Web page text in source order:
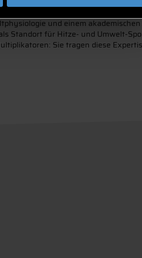
of Sports Science.
und einem
Standort für Hitze- und Umwelt-
Sie tragen diese